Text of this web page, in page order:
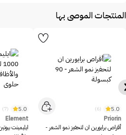
المنتجات الموصى بها
5.0
(6)
Priorin
أقراص برايورين ان لتحفيز نمو الشعر -
5.0
(7)
Element